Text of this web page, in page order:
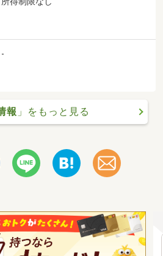
-
報 」をもっと見る